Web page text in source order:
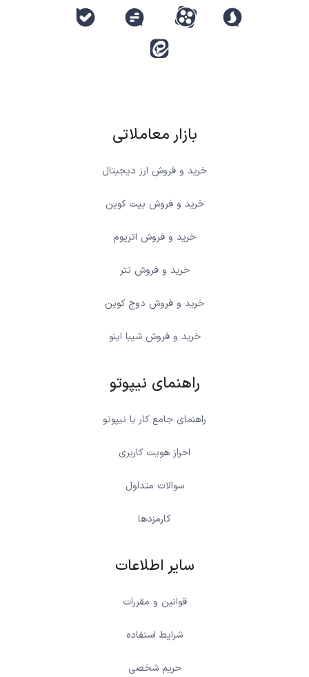
بازار معاملاتی
خرید و فروش ارز دیجیتال
خرید و فروش بیت کوین
خرید و فروش اتریوم
خرید و فروش تتر
خرید و فروش دوج کوین
خرید و فروش شیبا اینو
راهنمای نیپوتو
راهنمای جامع کار با نیپوتو
احراز هویت کاربری
سوالات متداول
کارمزدها
سایر اطلاعات
قوانین و مقررات
شرایط استفاده
حریم شخصی